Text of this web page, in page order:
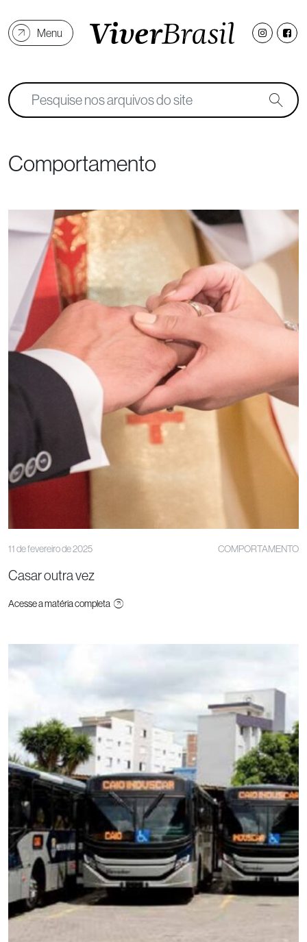
Menu
Comportamento
11 de fevereiro de 2025 COMPORTAMENTO
Casar outra vez
Acesse a matéria completa